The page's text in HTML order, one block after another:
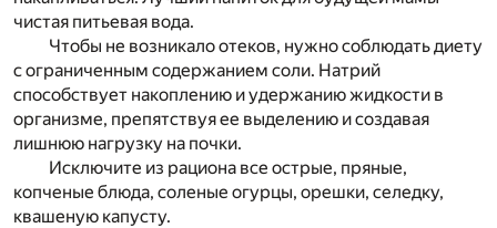
чистая питьевая вода.
Чтобы не возникало отеков, нужно соблюдать диету
с ограниченным содержанием соли. Натрий
способствует накоплению и удержанию жидкости в
организме, препятствуя ее выделению и создавая
лишнюю нагрузку на почки.
Исключите из рациона все острые, пряные,
копченые блюда, соленые огурцы, орешки, селедку,
квашеную капусту.